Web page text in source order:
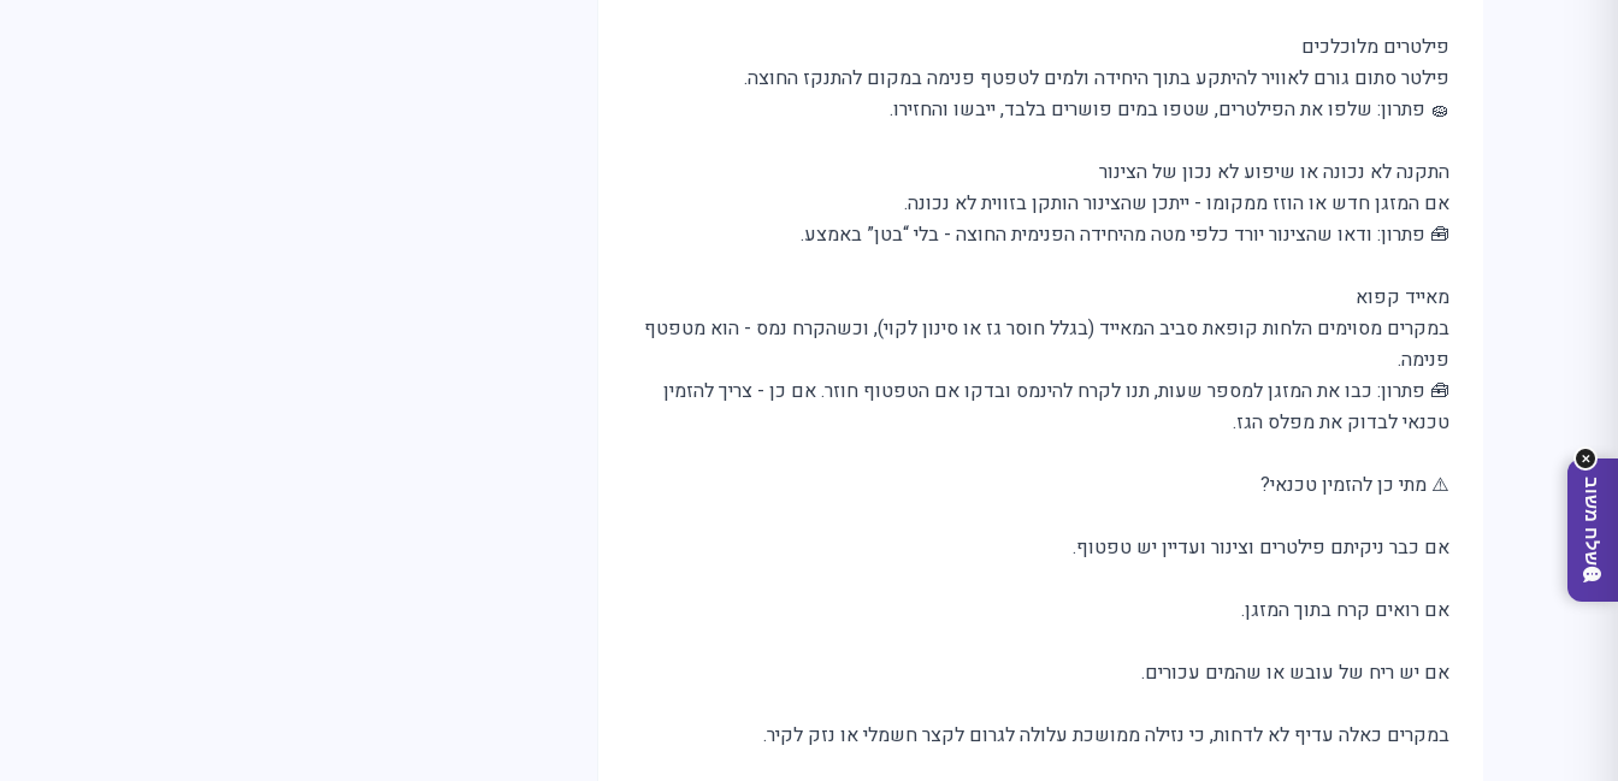
מהמחפשיםהיום?
פילטרים מלוכלכים
פילטר סתום גורם לאוויר להיתקע בתוך היחידה ולמים לטפטף פנימה במקום להתנקז החוצה.
🧽 פתרון: שלפו את הפילטרים, שטפו במים פושרים בלבד, ייבשו והחזירו.
התקנה לא נכונה או שיפוע לא נכון של הצינור
אם המזגן חדש או הוזז ממקומו - ייתכן שהצינור הותקן בזווית לא נכונה.
🧰 פתרון: ודאו שהצינור יורד כלפי מטה מהיחידה הפנימית החוצה - בלי “בטן” באמצע.
מאייד קפוא
במקרים מסוימים הלחות קופאת סביב המאייד (בגלל חוסר גז או סינון לקוי), וכשהקרח נמס - הוא מטפטף
פנימה.
🧰 פתרון: כבו את המזגן למספר שעות, תנו לקרח להינמס ובדקו אם הטפטוף חוזר. אם כן - צריך להזמין
טכנאי לבדוק את מפלס הגז.
⚠️ מתי כן להזמין טכנאי?
אם כבר ניקיתם פילטרים וצינור ועדיין יש טפטוף.
אם רואים קרח בתוך המזגן.
אם יש ריח של עובש או שהמים עכורים.
במקרים כאלה עדיף לא לדחות, כי נזילה ממושכת עלולה לגרום לקצר חשמלי או נזק לקיר.
✕
שלח משוב